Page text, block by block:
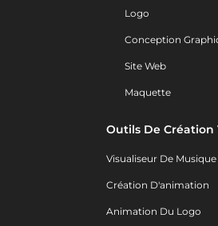
Logo
Conception
Site Web
Maquette
Outils De Création
Visualiseur De
Création D'animation
Animation Du Logo